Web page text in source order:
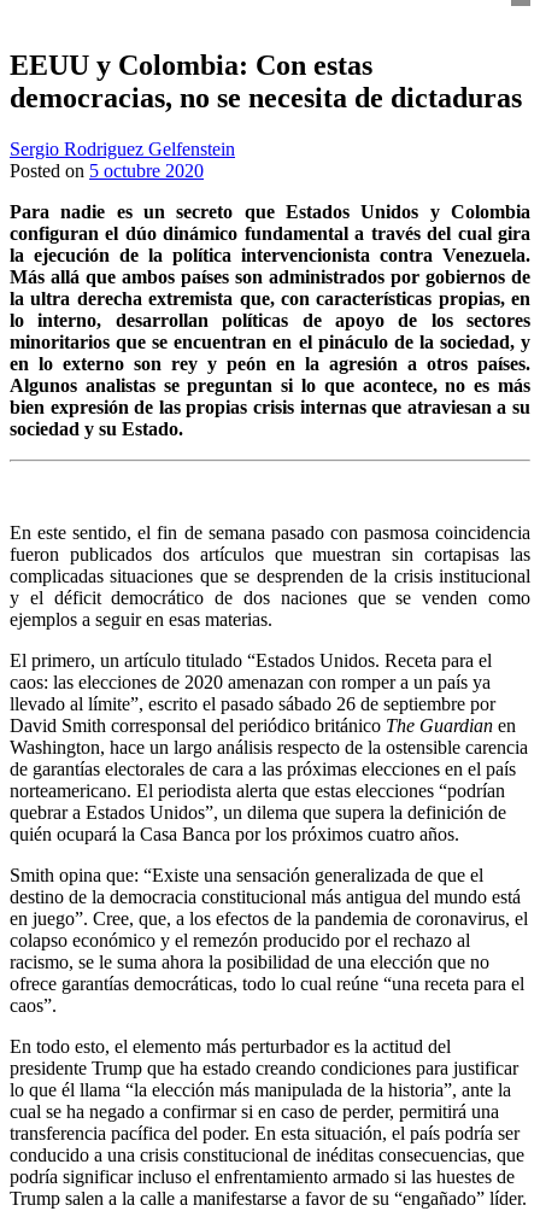
EEUU y Colombia: Con estas
democracias, no se necesita de dictaduras
Sergio Rodriguez Gelfenstein
Posted on 5 octubre 2020
Para nadie es un secreto que Estados Unidos y Colombia
configuran el dúo dinámico fundamental a través del cual gira
la ejecución de la política intervencionista contra Venezuela.
Más allá que ambos países son administrados por gobiernos de
la ultra derecha extremista que, con características propias, en
lo interno, desarrollan políticas de apoyo de los sectores
minoritarios que se encuentran en el pináculo de la sociedad, y
en lo externo son rey y peón en la agresión a otros países.
Algunos analistas se preguntan si lo que acontece, no es más
bien expresión de las propias crisis internas que atraviesan a su
sociedad y su Estado.
En este sentido, el fin de semana pasado con pasmosa coincidencia
fueron publicados dos artículos que muestran sin cortapisas las
complicadas situaciones que se desprenden de la crisis institucional
y el déficit democrático de dos naciones que se venden como
ejemplos a seguir en esas materias.
El primero, un artículo titulado “Estados Unidos. Receta para el
caos: las elecciones de 2020 amenazan con romper a un país ya
llevado al límite”, escrito el pasado sábado 26 de septiembre por
David Smith corresponsal del periódico británico The Guardian en
Washington, hace un largo análisis respecto de la ostensible carencia
de garantías electorales de cara a las próximas elecciones en el país
norteamericano. El periodista alerta que estas elecciones “podrían
quebrar a Estados Unidos”, un dilema que supera la definición de
quién ocupará la Casa Banca por los próximos cuatro años.
Smith opina que: “Existe una sensación generalizada de que el
destino de la democracia constitucional más antigua del mundo está
en juego”. Cree, que, a los efectos de la pandemia de coronavirus, el
colapso económico y el remezón producido por el rechazo al
racismo, se le suma ahora la posibilidad de una elección que no
ofrece garantías democráticas, todo lo cual reúne “una receta para el
caos”.
En todo esto, el elemento más perturbador es la actitud del
presidente Trump que ha estado creando condiciones para justificar
lo que él llama “la elección más manipulada de la historia”, ante la
cual se ha negado a confirmar si en caso de perder, permitirá una
transferencia pacífica del poder. En esta situación, el país podría ser
conducido a una crisis constitucional de inéditas consecuencias, que
podría significar incluso el enfrentamiento armado si las huestes de
Trump salen a la calle a manifestarse a favor de su “engañado” líder.